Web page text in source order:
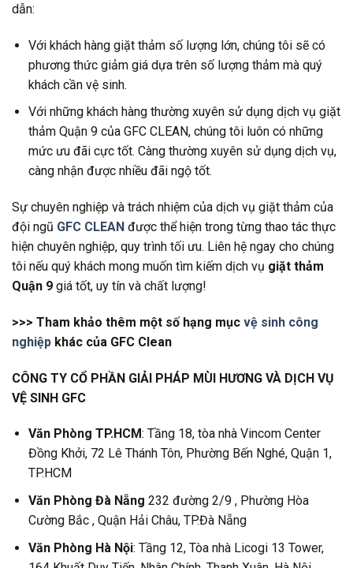
dẫn:
Với khách hàng giặt thảm số lượng lớn, chúng tôi sẽ có
phương thức giảm giá dựa trên số lượng thảm mà quý
khách cần vệ sinh.
Với những khách hàng thường xuyên sử dụng dịch vụ giặt
thảm Quận 9 của GFC CLEAN, chúng tôi luôn có những
mức ưu đãi cực tốt. Càng thường xuyên sử dụng dịch vụ,
càng nhận được nhiều đãi ngộ tốt.
Sự chuyên nghiệp và trách nhiệm của dịch vụ giặt thảm của
đội ngũ GFC CLEAN được thể hiện trong từng thao tác thực
hiện chuyên nghiệp, quy trình tối ưu. Liên hệ ngay cho chúng
tôi nếu quý khách mong muốn tìm kiếm dịch vụ giặt thảm
Quận 9 giá tốt, uy tín và chất lượng!
>>> Tham khảo thêm một số hạng mục vệ sinh công
nghiệp khác của GFC Clean
CÔNG TY CỔ PHẦN GIẢI PHÁP MÙI HƯƠNG VÀ DỊCH VỤ
VỆ SINH GFC
Văn Phòng TP.HCM: Tầng 18, tòa nhà Vincom Center
Đồng Khởi, 72 Lê Thánh Tôn, Phường Bến Nghé, Quận 1,
TP.HCM
Văn Phòng Đà Nẵng 232 đường 2/9 , Phường Hòa
Cường Bắc , Quận Hải Châu, TP.Đà Nẵng
Văn Phòng Hà Nội: Tầng 12, Tòa nhà Licogi 13 Tower,